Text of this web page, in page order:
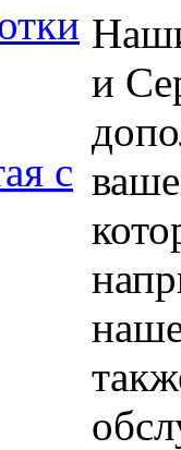
с
и